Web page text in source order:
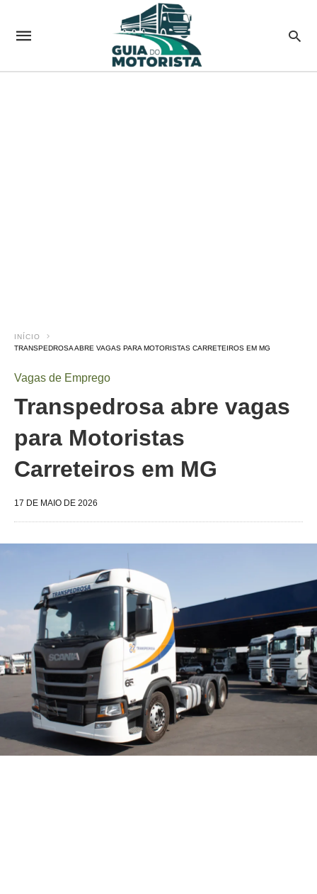
INÍCIO
TRANSPEDROSA ABRE VAGAS PARA MOTORISTAS CARRETEIROS EM MG
Vagas de Emprego
Transpedrosa abre vagas
para Motoristas
Carreteiros em MG
17 DE MAIO DE 2026